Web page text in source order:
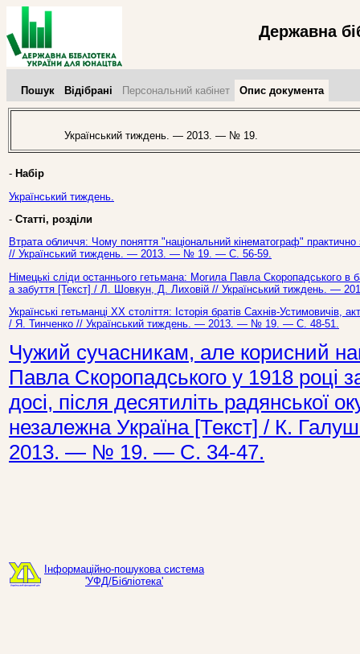
Державна
Пошук Відібрані Персональний кабінет Опис документа
Український тиждень. — 2013. — № 19.
- Набір
Український тиждень.
- Статті, розділи
Втрата обличчя: Чому поняття "національний кінематограф"
// Український тиждень. — 2013. — № 19. — С. 56-59.
Німецькі сліди останнього гетьмана: Могила Павла Скоропадського
а забуття [Текст] / Л. Шовкун, Д. Лиховій // Український тиждень. —
Українські гетьманці ХХ століття: Історія братів Сахнів-Устимовичів,
/ Я. Тинченко // Український тиждень. — 2013. — № 19. — С. 48-51.
Чужий сучасникам, але корисний
Павла Скоропадського у 1918 році
досі, після десятиліть радянської
незалежна Україна [Текст] / К.
2013. — № 19. — С. 34-47.
Інформаційно-пошукова система
'УФД/Бібліотека'